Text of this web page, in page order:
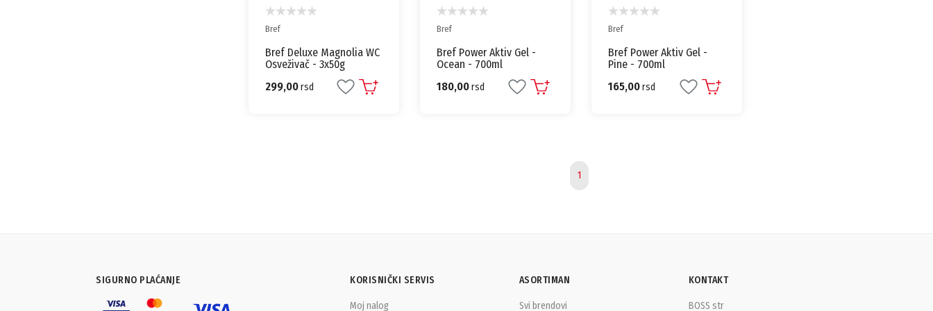
Bref
Bref Deluxe Magnolia WC
Osveživač - 3x50g
299,00rsd
Bref
Bref Power Aktiv Gel -
Ocean - 700ml
180,00rsd
Bref
Bref Power Aktiv Gel -
Pine - 700ml
165,00rsd
1
SIGURNO PLAĆANJE KORISNIČKI SERVIS
Moj nalog
ASORTIMAN
Svi brendovi
KONTAKT
BOSS str